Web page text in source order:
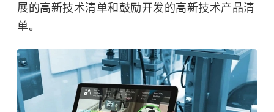
展的高新技术清单和鼓励开发的高新技术产品清
单。